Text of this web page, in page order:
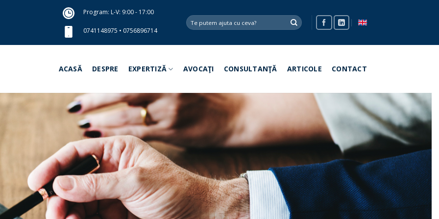
Program: L-V: 9:00 - 17:00
0741148975 • 0756896714
ACASĂ DESPRE EXPERTIZĂ AVOCAŢI CONSULTANŢĂ ARTICOLE CONTACT